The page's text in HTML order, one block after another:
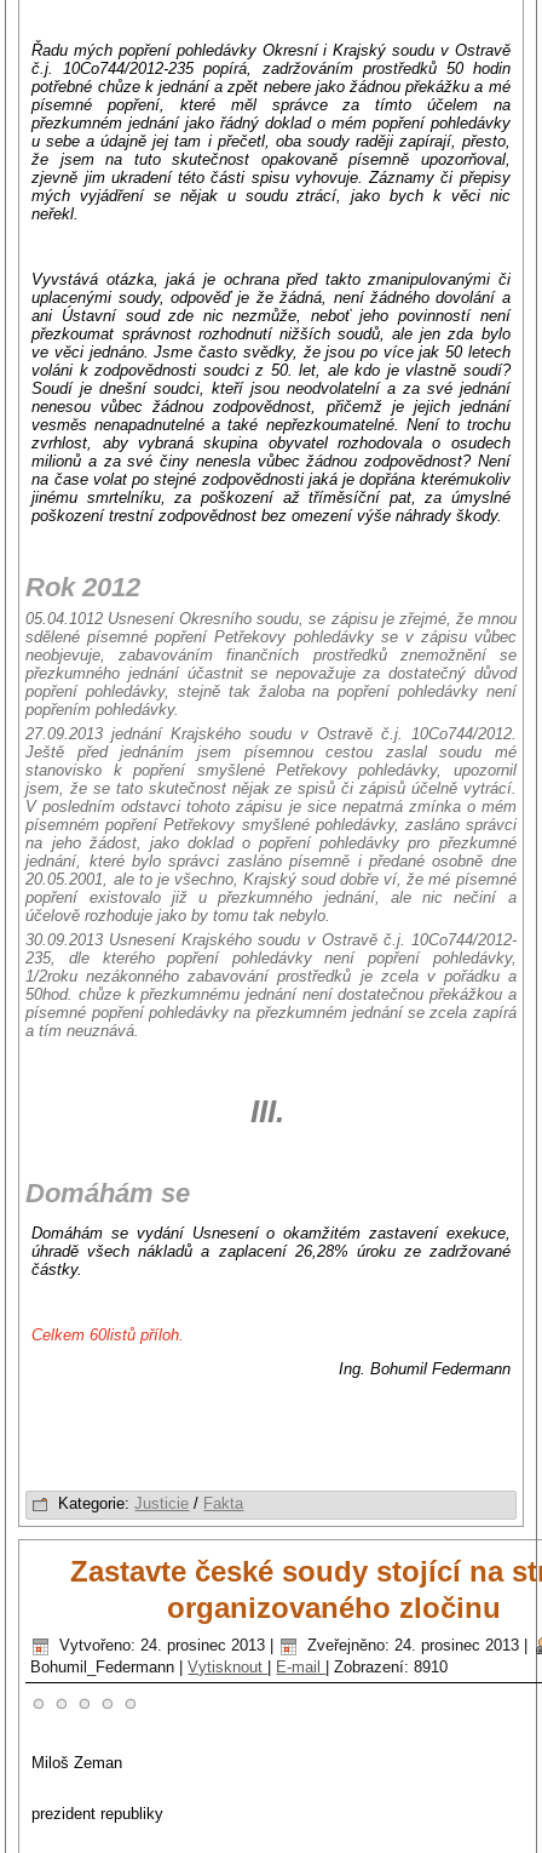
Řadu mých popření pohledávky Okresní i Krajský soudu v Ostravě
č.j. 10Co744/2012-235 popírá, zadržováním prostředků 50 hodin
potřebné chůze k jednání a zpět nebere jako žádnou překážku a mé
písemné popření, které měl správce za tímto účelem na
přezkumném jednání jako řádný doklad o mém popření pohledávky
u sebe a údajně jej tam i přečetl, oba soudy raději zapírají, přesto,
že jsem na tuto skutečnost opakovaně písemně upozorňoval,
zjevně jim ukradení této části spisu vyhovuje. Záznamy či přepisy
mých vyjádření se nějak u soudu ztrácí, jako bych k věci nic
neřekl.
Vyvstává otázka, jaká je ochrana před takto zmanipulovanými či
uplacenými soudy, odpověď je že žádná, není žádného dovolání a
ani Ústavní soud zde nic nezmůže, neboť jeho povinností není
přezkoumat správnost rozhodnutí nižších soudů, ale jen zda bylo
ve věci jednáno. Jsme často svědky, že jsou po více jak 50 letech
voláni k zodpovědnosti soudci z 50. let, ale kdo je vlastně soudí?
Soudí je dnešní soudci, kteří jsou neodvolatelní a za své jednání
nenesou vůbec žádnou zodpovědnost, přičemž je jejich jednání
vesměs nenapadnutelné a také nepřezkoumatelné. Není to trochu
zvrhlost, aby vybraná skupina obyvatel rozhodovala o osudech
milionů a za své činy nenesla vůbec žádnou zodpovědnost? Není
na čase volat po stejné zodpovědnosti jaká je dopřána kterémukoliv
jinému smrtelníku, za poškození až tříměsíční pat, za úmyslné
poškození trestní zodpovědnost bez omezení výše náhrady škody.
Rok 2012
05.04.1012 Usnesení Okresního soudu, se zápisu je zřejmé, že mnou
sdělené písemné popření Petřekovy pohledávky se v zápisu vůbec
neobjevuje, zabavováním finančních prostředků znemožnění se
přezkumného jednání účastnit se nepovažuje za dostatečný důvod
popření pohledávky, stejně tak žaloba na popření pohledávky není
popřením pohledávky.
27.09.2013 jednání Krajského soudu v Ostravě č.j. 10Co744/2012.
Ještě před jednáním jsem písemnou cestou zaslal soudu mé
stanovisko k popření smyšlené Petřekovy pohledávky, upozornil
jsem, že se tato skutečnost nějak ze spisů či zápisů účelně vytrácí.
V posledním odstavci tohoto zápisu je sice nepatrná zmínka o mém
písemném popření Petřekovy smyšlené pohledávky, zasláno správci
na jeho žádost, jako doklad o popření pohledávky pro přezkumné
jednání, které bylo správci zasláno písemně i předané osobně dne
20.05.2001, ale to je všechno, Krajský soud dobře ví, že mé písemné
popření existovalo již u přezkumného jednání, ale nic nečiní a
účelově rozhoduje jako by tomu tak nebylo.
30.09.2013 Usnesení Krajského soudu v Ostravě č.j. 10Co744/2012-
235, dle kterého popření pohledávky není popření pohledávky,
1/2roku nezákonného zabavování prostředků je zcela v pořádku a
50hod. chůze k přezkumnému jednání není dostatečnou překážkou a
písemné popření pohledávky na přezkumném jednání se zcela zapírá
a tím neuznává.
III.
Domáhám se
Domáhám se vydání Usnesení o okamžitém zastavení exekuce,
úhradě všech nákladů a zaplacení 26,28% úroku ze zadržované
částky.
Celkem 60listů příloh.
Ing. Bohumil Federmann
Kategorie:Justicie / Fakta
Zastavte české soudy stojící na
organizovaného zločinu
Vytvořeno: 24. prosinec 2013 Zveřejněno: 24. prosinec 2013
Bohumil_Federmann |Vytisknout | E-mail |Zobrazení: 8910
Miloš Zeman
prezident republiky